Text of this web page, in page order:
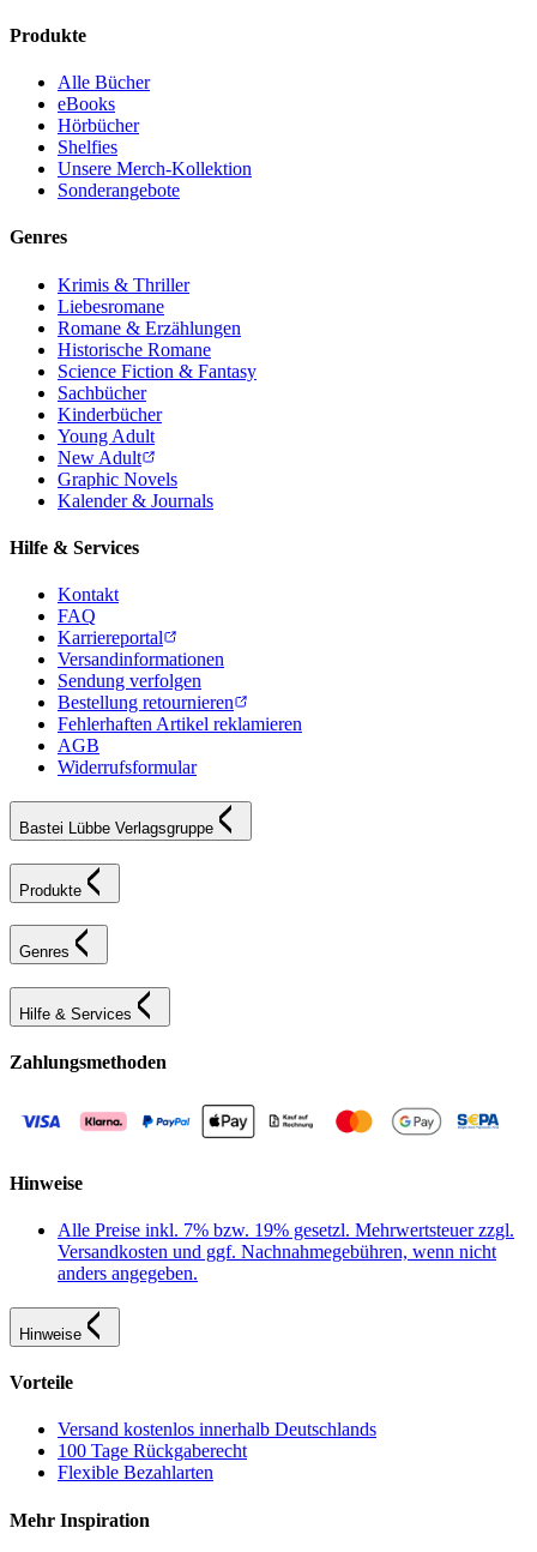
Produkte
Alle Bücher
eBooks
Hörbücher
Shelfies
Unsere Merch-Kollektion
Sonderangebote
Genres
Krimis & Thriller
Liebesromane
Romane & Erzählungen
Historische Romane
Science Fiction & Fantasy
Sachbücher
Kinderbücher
Young Adult
New Adult
Graphic Novels
Kalender & Journals
Hilfe & Services
Kontakt
FAQ
Karriereportal
Versandinformationen
Sendung verfolgen
Bestellung retournieren
Fehlerhaften Artikel reklamieren
AGB
Widerrufsformular
Bastei Lübbe Verlagsgruppe
Produkte
Genres
Hilfe & Services
Zahlungsmethoden
Hinweise
Alle Preise inkl. 7% bzw. 19% gesetzl. Mehrwertsteuer zzgl.
Versandkosten und ggf. Nachnahmegebühren, wenn nicht
anders angegeben.
Hinweise
Vorteile
Versand kostenlos innerhalb Deutschlands
100 Tage Rückgaberecht
Flexible Bezahlarten
Mehr Inspiration